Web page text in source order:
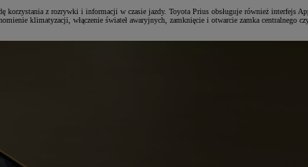
z rozrywki i informacji w czasie jazdy. Toyota Prius obsługuje również interfejs
klimatyzacji, włączenie świateł awaryjnych, zamknięcie i otwarcie zamka centralnego